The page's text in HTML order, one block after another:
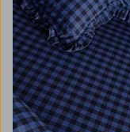
90X200120X200140X200
180X200